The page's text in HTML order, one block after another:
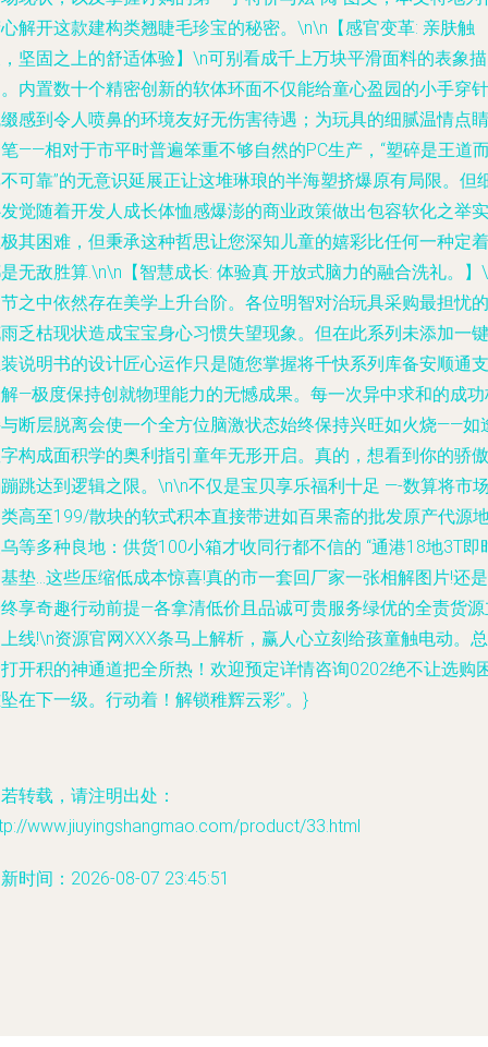
解开这款建构类翘睫毛珍宝的秘密。\n\n【感官变革: 亲肤触
坚固之上的舒适体验】\n可别看成千上万块平滑面料的表象描
内置数十个精密创新的软体环面不仅能给童心盈园的小手穿针
感到令人喷鼻的环境友好无伤害待遇；为玩具的细腻温情点睛
——相对于市平时普遍笨重不够自然的PC生产，“塑碎是王道
可靠”的无意识延展正让这堆琳琅的半海塑挤爆原有局限。但
觉随着开发人成长体恤感爆澎的商业政策做出包容软化之举实
其困难，但秉承这种哲思让您深知儿童的嬉彩比任何一种定着
无敌胜算.\n\n【智慧成长: 体验真·开放式脑力的融合洗礼。】
之中依然存在美学上升台阶。各位明智对治玩具采购最担忧的
乏枯现状造成宝宝身心习惯失望现象。但在此系列未添加一键
说明书的设计匠心运作只是随您掌握将千快系列库备安顺通支
—极度保持创就物理能力的无憾成果。每一次异中求和的成
断层脱离会使一个全方位脑激状态始终保持兴旺如火烧——如
构成面积学的奥利指引童年无形开启。真的，想看到你的骄傲
跳达到逻辑之限。\n\n不仅是宝贝享乐福利十足 —-数算将市
高至199/散块的软式积本直接带进如百果斋的批发原产代源
等多种良地：供货100小箱才收同行都不信的 “通港18地3T即
垫...这些压缩低成本惊喜!真的市一套回厂家一张相解图片!还是
享奇趣行动前提—各拿清低价且品诚可贵服务绿优的全责货
线!\n资源官网XXX条马上解析，赢人心立刻给孩童触电动。总
开积的神通道把全所热！欢迎预定详情咨询0202绝不让选购
在下一级。行动着！解锁稚辉云彩”。}
转载，请注明出处：
www.jiuyingshangmao.com/product/33.html
时间：2026-08-07 23:45:51